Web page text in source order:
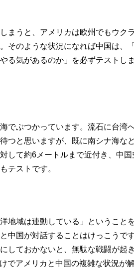
まうと、アメリカは欧州でもウク
そのような状況になれば中国は、
る気があるのか」を必ずテストし
でぶつかっています。流石に台湾
つと思いますが、既に南シナ海な
して約6メートルまで近付き、中
テストです。
地域は連動している」ということ
中国が対話することはけっこうで
しておかないと、無駄な戦闘が起
でアメリカと中国の複雑な状況が